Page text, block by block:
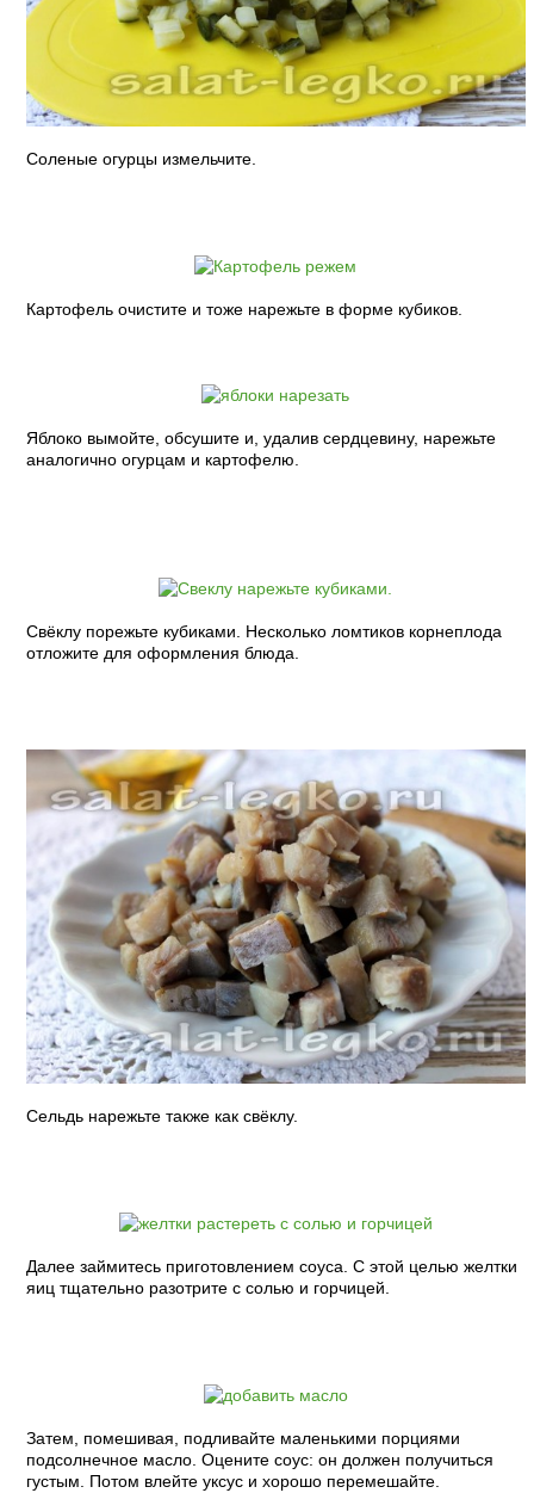
Соленые огурцы измельчите.
Картофель очистите и тоже нарежьте в форме кубиков.
Яблоко вымойте, обсушите и, удалив сердцевину, нарежьте
аналогично огурцам и картофелю.
Свёклу порежьте кубиками. Несколько ломтиков корнеплода
отложите для оформления блюда.
Сельдь нарежьте также как свёклу.
Далее займитесь приготовлением соуса. С этой целью желтки
яиц тщательно разотрите с солью и горчицей.
Затем, помешивая, подливайте маленькими порциями
подсолнечное масло. Оцените соус: он должен получиться
густым. Потом влейте уксус и хорошо перемешайте.